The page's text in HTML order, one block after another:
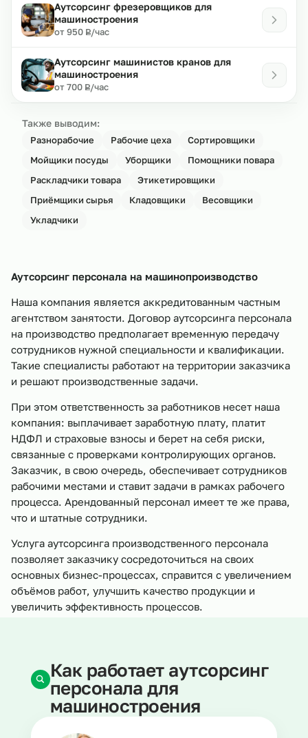
Аутсорсинг фрезеровщиков для
машиностроения
от 950 ₽
Р/час
Аутсорсинг машинистов кранов для
машиностроения
от 700 ₽
Р/час
Также выводим:
Разнорабочие Рабочие цеха
Сортировщики
Мойщики посуды
Уборщики
Помощники повара
Раскладчики товара
Этикетировщики
Приёмщики сырья
Кладовщики
Весовщики
Укладчики
Аутсорсинг персонала на машинопроизводство
Наша компания является аккредитованным частным
агентством занятости. Договор аутсорсинга персонала
на производство предполагает временную передачу
сотрудников нужной специальности и квалификации.
Такие специалисты работают на территории заказчика
и решают производственные задачи.
При этом ответственность за работников несет наша
компания: выплачивает заработную плату, платит
НДФЛ и страховые взносы и берет на себя риски,
связанные с проверками контролирующих органов.
Заказчик, в свою очередь, обеспечивает сотрудников
рабочими местами и ставит задачи в рамках рабочего
процесса. Арендованный персонал имеет те же права,
что и штатные сотрудники.
Услуга аутсорсинга производственного персонала
позволяет заказчику сосредоточиться на своих
основных бизнес-процессах, справится с увеличением
объёмов работ, улучшить качество продукции и
увеличить эффективность процессов.
Как работает аутсорсинг
персонала для
машиностроения